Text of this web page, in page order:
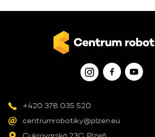
+420 378 035 520
centrumrobotiky@plzen.eu